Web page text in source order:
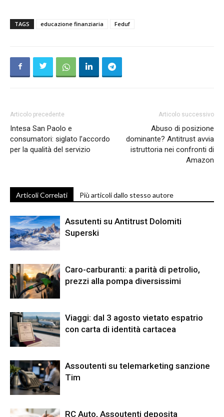
TAGS educazione finanziaria Feduf
Articolo precedente
Intesa San Paolo e
consumatori: siglato l’accordo
per la qualità del servizio
Articolo successivo
Abuso di posizione
dominante? Antitrust avvia
istruttoria nei confronti di
Amazon
Articoli Correlati Più articoli dallo stesso autore
Assutenti su Antitrust Dolomiti
Superski
Caro-carburanti: a parità di petrolio,
prezzi alla pompa diversissimi
Viaggi: dal 3 agosto vietato espatrio
con carta di identità cartacea
Assoutenti su telemarketing sanzione
Tim
RC Auto, Assoutenti deposita